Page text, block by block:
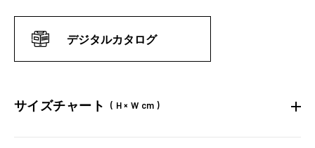
デジタルカタログ
サイズチャート ( H × W cm )